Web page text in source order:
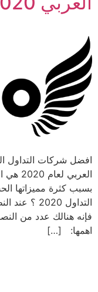
افضل شركات التداول
بسبب كثرة مميزاتها
فإنه هنالك عدد من
اهمها: […]